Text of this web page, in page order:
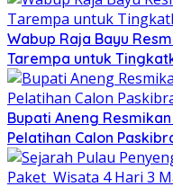
Wabup Raja Bayu
Tarempa untuk
Bupati Aneng
Pelatihan Calon